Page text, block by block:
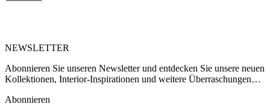
NEWSLETTER
Abonnieren Sie unseren Newsletter und entdecken Sie unsere neuen
Kollektionen, Interior-Inspirationen und weitere Überraschungen…
Abonnieren